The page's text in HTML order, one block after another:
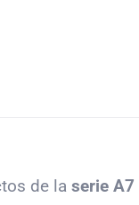
de la serie A7